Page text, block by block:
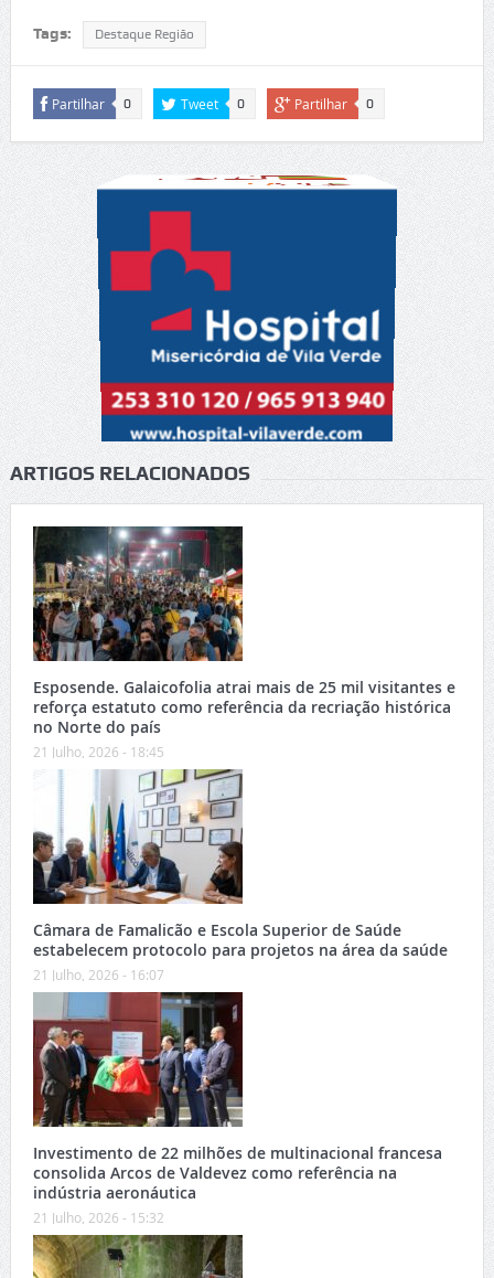
Tags: Destaque Região
Partilhar 0 Tweet 0 Partilhar 0
ARTIGOS RELACIONADOS
Esposende. Galaicofolia atrai mais de 25 mil visitantes e
reforça estatuto como referência da recriação histórica
no Norte do país
21 Julho, 2026 - 18:45
Câmara de Famalicão e Escola Superior de Saúde
estabelecem protocolo para projetos na área da saúde
21 Julho, 2026 - 16:07
Investimento de 22 milhões de multinacional francesa
consolida Arcos de Valdevez como referência na
indústria aeronáutica
21 Julho, 2026 - 15:32